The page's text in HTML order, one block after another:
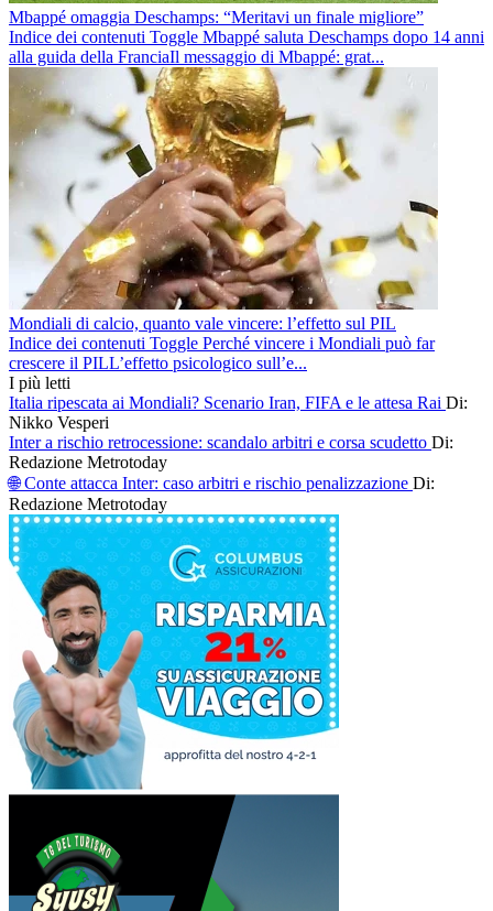
Mbappé omaggia Deschamps: “Meritavi un finale migliore”
Indice dei contenuti Toggle Mbappé saluta Deschamps dopo 14 anni
alla guida della FranciaIl messaggio di Mbappé: grat...
Mondiali di calcio, quanto vale vincere: l’effetto sul PIL
Indice dei contenuti Toggle Perché vincere i Mondiali può far
crescere il PILL’effetto psicologico sull’e...
I più letti
Italia ripescata ai Mondiali? Scenario Iran, FIFA e le attesa Rai Di:
Nikko Vesperi
Inter a rischio retrocessione: scandalo arbitri e corsa scudetto Di:
Redazione Metrotoday
🌐 Conte attacca Inter: caso arbitri e rischio penalizzazione Di:
Redazione Metrotoday